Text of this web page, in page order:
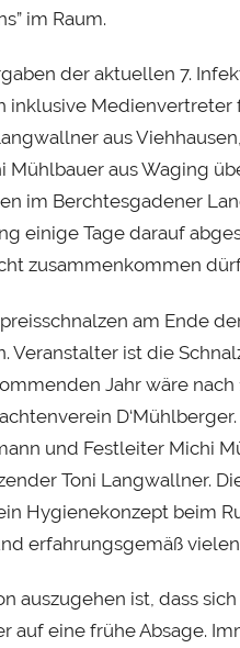
im Raum.
der aktuellen 7.
inklusive Medienvertreter
aus
Mühlbauer aus Waging
im Berchtesgadener
einige Tage darauf
zusammenkommen
am Ende
Veranstalter ist die
Jahr wäre
und Festleiter Michi
Toni Langwallner.
Hygienekonzept beim
erfahrungsgemäß
auszugehen ist, dass
auf eine frühe Absage.